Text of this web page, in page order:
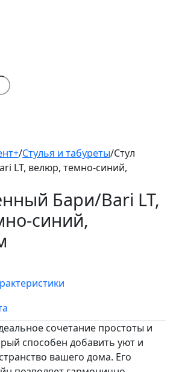
/Стулья и табуреты/Стул
LT, велюр, темно-синий,
Бари/Bari LT,
синий,
сочетание простоты и
способен добавить уют и
вашего дома. Его